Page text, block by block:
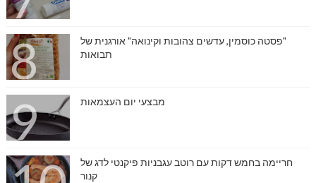
"פסטה כוסמין, עדשים צהובות וקינואה" אורגנית של
תבואות
מבצעי יום העצמאות
חריימה בחמש דקות עם רוטב עגבניות פיקנטי לדג של
קנור